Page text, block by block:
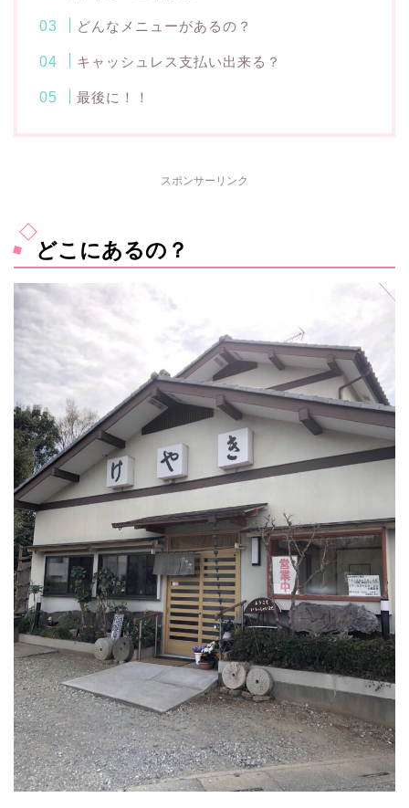
どんなメニューがあるの？
キャッシュレス支払い出来る？
最後に！！
スポンサーリンク
どこにあるの？